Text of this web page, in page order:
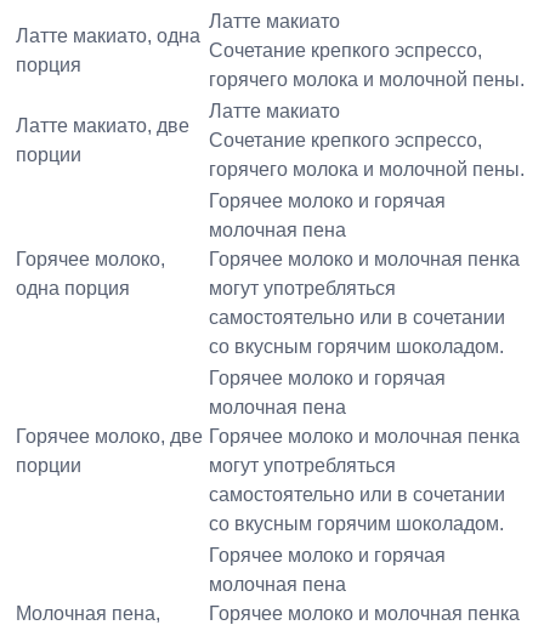
Латте макиато, одна
порция
Латте макиато
Сочетание крепкого эспрессо,
горячего молока и молочной пены.
Латте макиато, две
порции
Латте макиато
Сочетание крепкого эспрессо,
горячего молока и молочной пены.
Горячее молоко,
одна порция
Горячее молоко и горячая
молочная пена
Горячее молоко и молочная пенка
могут употребляться
самостоятельно или в сочетании
со вкусным горячим шоколадом.
Горячее молоко, две
порции
Горячее молоко и горячая
молочная пена
Горячее молоко и молочная пенка
могут употребляться
самостоятельно или в сочетании
со вкусным горячим шоколадом.
Молочная пена,
Горячее молоко и горячая
молочная пена
Горячее молоко и молочная пенка